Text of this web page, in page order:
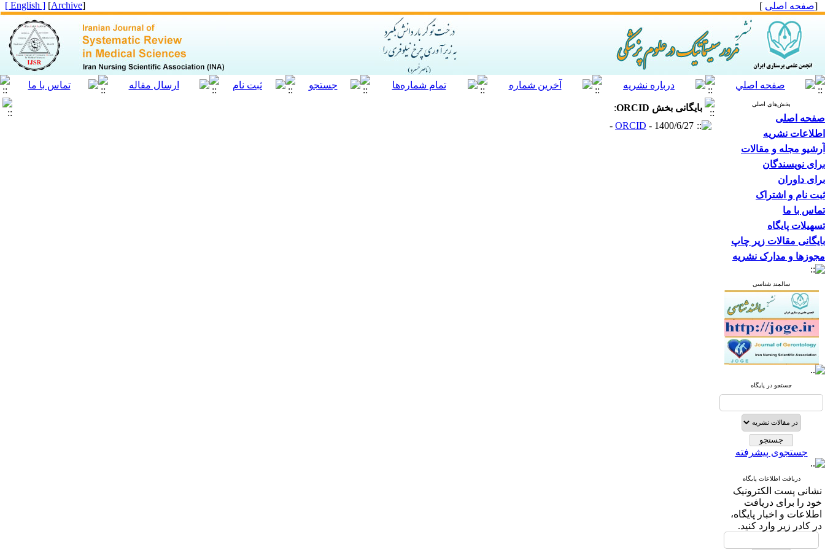
[صفحه اصلی ]
[
Archive
]
[ English ]
بخش‌های اصلی
صفحه اصلی
اطلاعات نشریه
آرشیو مجله و مقالات
برای نویسندگان
برای داوران
ثبت نام و اشتراک
تماس با ما
تسهیلات پایگاه
بایگانی مقالات زیر چاپ
مجوزها و مدارک نشریه
سالمند شناسی
جستجو در پایگاه
جستجوی پیشرفته
دریافت اطلاعات پایگاه
نشانی پست الکترونیک
خود را برای دریافت
اطلاعات و اخبار پایگاه،
در کادر زیر وارد کنید.
بایگانی بخش ORCID
:
ORCID - 1400/6/27 -